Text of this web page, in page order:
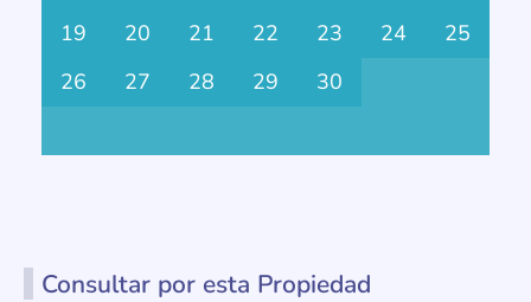
19
20 21 22 23 24
25
26
27 28 29 30
Consultar por esta Propiedad